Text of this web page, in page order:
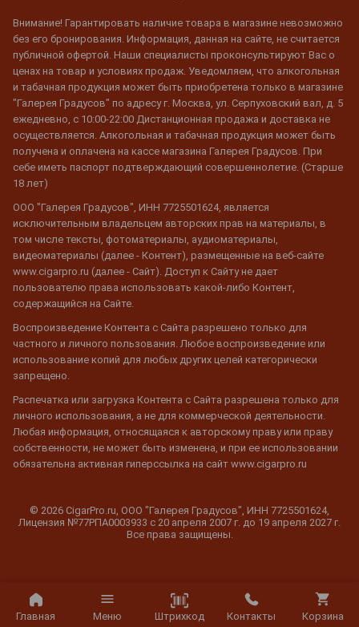
Главная Меню Штрихкод Контакты Корзина
Внимание! Гарантировать наличие товара в магазине невозможно
без его бронирования. Информация, данная на сайте, не считается
публичной офертой. Наши специалисты проконсультируют Вас о
ценах на товар и условиях продаж. Уведомляем, что алкогольная
и табачная продукция может быть приобретена только в магазине
"Галерея Градусов" по адресу г. Москва, ул. Серпуховский вал, д. 5
ежедневно, с 10:00-22:00 Дистанционная продажа и доставка не
осуществляется. Алкогольная и табачная продукция может быть
получена и оплачена на кассе магазина Галерея Градусов. При
себе иметь паспорт подтверждающий совершеннолетие. (Старше
18 лет)
ООО "Галерея Градусов", ИНН 7725501624, является
исключительным владельцем авторских прав на материалы, в
том числе тексты, фотоматериалы, аудиоматериалы,
видеоматериалы (далее - Контент), размещенные на веб-сайте
www.cigarpro.ru (далее - Сайт). Доступ к Сайту не дает
пользователю права использовать какой-либо Контент,
содержащийся на Сайте.
Воспроизведение Контента с Сайта разрешено только для
частного и личного пользования. Любое воспроизведение или
использование копий для любых других целей категорически
запрещено.
Распечатка или загрузка Контента с Сайта разрешена только для
личного использования, а не для коммерческой деятельности.
Любая информация, относящаяся к авторскому праву или праву
собственности, не может быть изменена, и при ее использовании
обязательна активная гиперссылка на сайт www.cigarpro.ru
© 2026 CigarPro.ru, ООО "Галерея Градусов", ИНН 7725501624,
Лицензия №77РПА0003933 c 20 апреля 2007 г. до 19 апреля 2027 г.
Все права защищены.